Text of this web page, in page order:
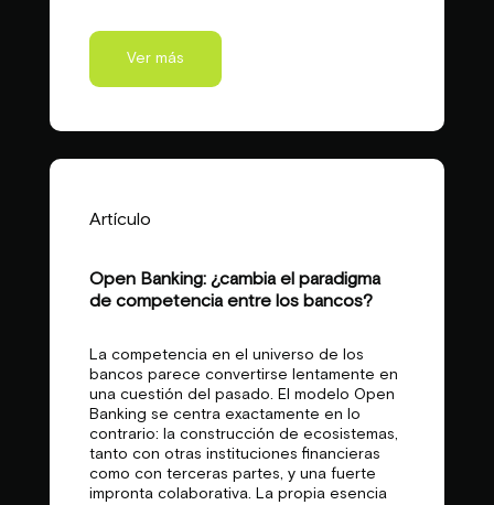
Ver más
Artículo
Open Banking: ¿cambia el paradigma
de competencia entre los bancos?
La competencia en el universo de los
bancos parece convertirse lentamente en
una cuestión del pasado. El modelo Open
Banking se centra exactamente en lo
contrario: la construcción de ecosistemas,
tanto con otras instituciones financieras
como con terceras partes, y una fuerte
impronta colaborativa. La propia esencia